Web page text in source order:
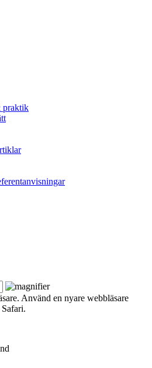
praktik
Använd en nyare webbläsare